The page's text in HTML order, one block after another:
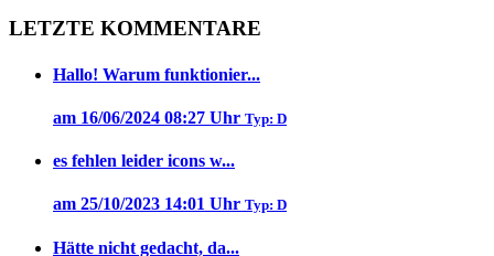
LETZTE KOMMENTARE
Hallo! Warum funktionier...
am 16/06/2024 08:27 Uhr Typ: D
es fehlen leider icons w...
am 25/10/2023 14:01 Uhr Typ: D
Hätte nicht gedacht, da...